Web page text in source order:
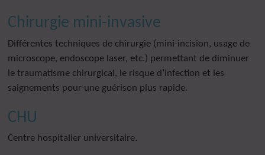
Chirurgie mini-invasive
Différentes techniques de chirurgie (mini-incision, usage de
microscope, endoscope laser, etc.) permettant de diminuer
le traumatisme chirurgical, le risque d’infection et les
saignements pour une guérison plus rapide.
CHU
Centre hospitalier universitaire.